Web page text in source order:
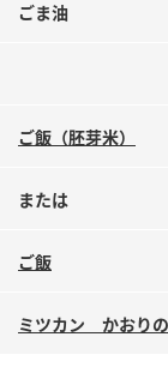
ごま油
ご飯（胚芽米）
または
ご飯
ミツカン かおり